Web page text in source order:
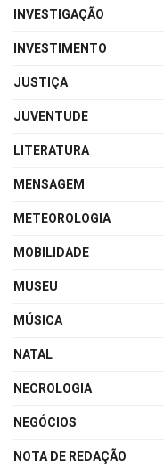
INVESTIGAÇÃO
INVESTIMENTO
JUSTIÇA
JUVENTUDE
LITERATURA
MENSAGEM
METEOROLOGIA
MOBILIDADE
MUSEU
MÚSICA
NATAL
NECROLOGIA
NEGÓCIOS
NOTA DE REDAÇÃO